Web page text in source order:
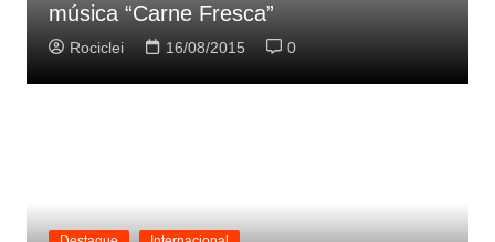
música “Carne Fresca”
Rociclei 16/08/2015 0